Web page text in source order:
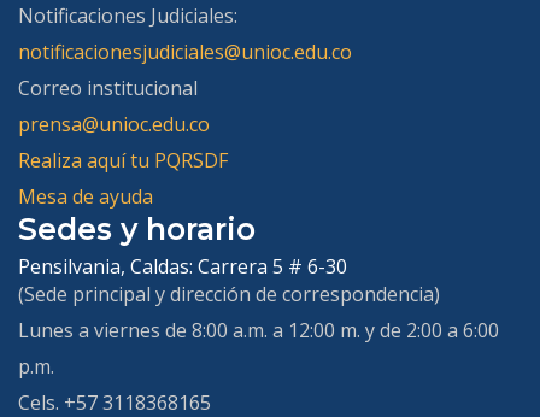
Notificaciones Judiciales:
notificacionesjudiciales@unioc.edu.co
Correo institucional
prensa@unioc.edu.co
Realiza aquí tu PQRSDF
Mesa de ayuda
Sedes y horario
Pensilvania, Caldas: Carrera 5 # 6-30
(Sede principal y dirección de correspondencia)
Lunes a viernes de 8:00 a.m. a 12:00 m. y de 2:00 a 6:00
p.m.
Cels. +57 3118368165